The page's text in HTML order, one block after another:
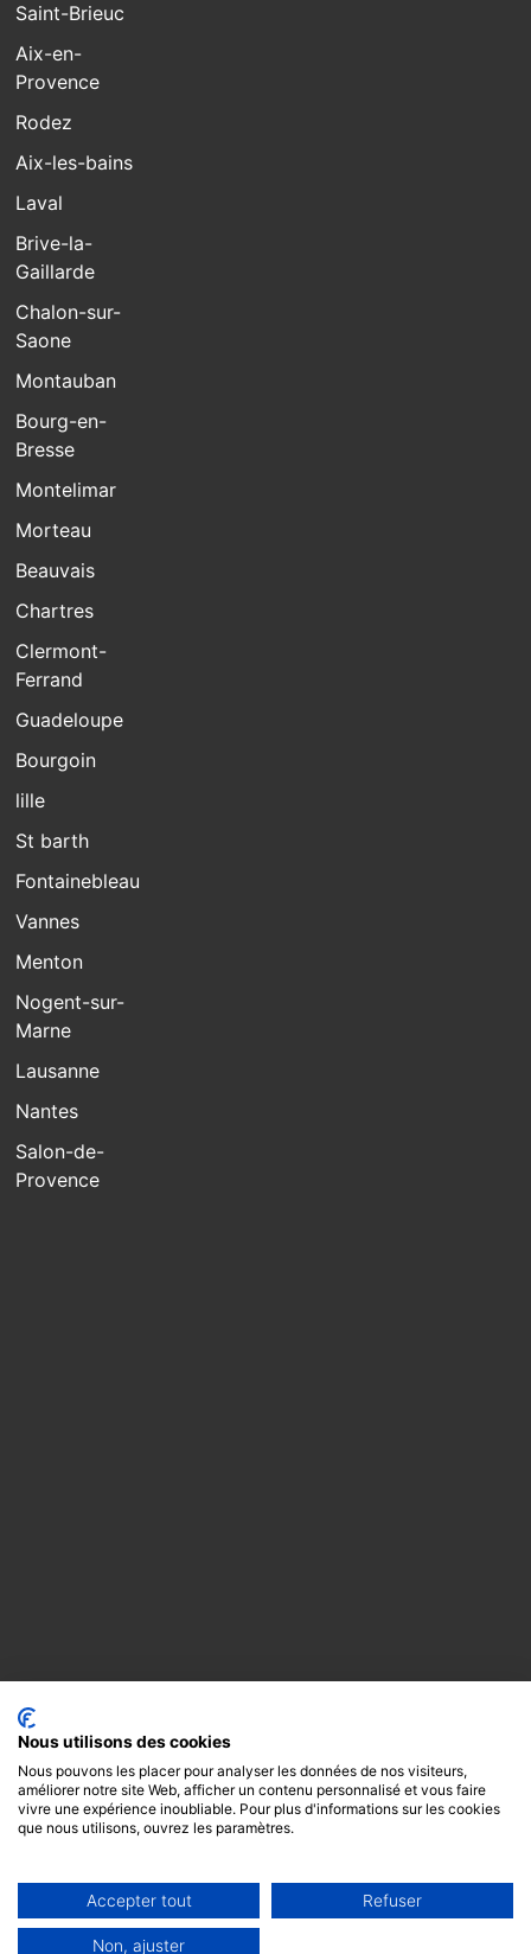
Saint-Brieuc
Aix-en-
Provence
Rodez
Aix-les-bains
Laval
Brive-la-
Gaillarde
Chalon-sur-
Saone
Montauban
Bourg-en-
Bresse
Montelimar
Morteau
Beauvais
Chartres
Clermont-
Ferrand
Guadeloupe
Bourgoin
lille
St barth
Fontainebleau
Vannes
Menton
Nogent-sur-
Marne
Lausanne
Nantes
Salon-de-
Provence
Copyright
© 2024 -
GODOT &
Mentions
Nous utilisons des cookies
Nous pouvons les placer pour analyser les données de nos visiteurs,
améliorer notre site Web, afficher un contenu personnalisé et vous faire
vivre une expérience inoubliable. Pour plus d'informations sur les cookies
que nous utilisons, ouvrez les paramètres.
Accepter tout Refuser
Non, ajuster